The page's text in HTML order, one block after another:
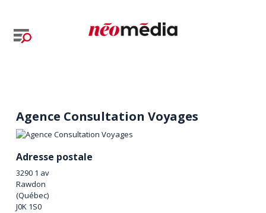
Agence Consultation Voyages
Adresse postale
3290 1 av
Rawdon
(Québec)
J0K 1S0